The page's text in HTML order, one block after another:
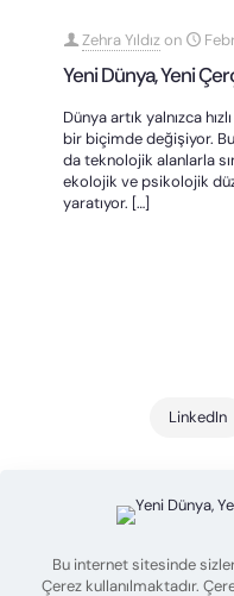
Zehra Yıldızon
Yeni Dünya, Yeni
Dünya artık yalnızca
bir biçimde değişiyor.
da teknolojik alanlarla
ekolojik ve psikolojik
yaratıyor. […]
LinkedIn
Bu internet sitesinde
Çerez kullanılmaktadır.